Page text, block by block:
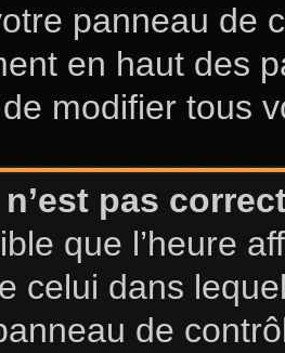
panneau de
en haut des
modifier tous
n’est pas
que l’heure
celui dans
de